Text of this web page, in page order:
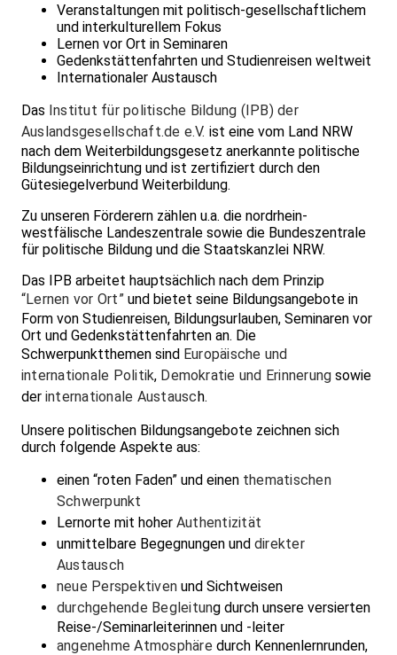
Veranstaltungen mit politisch-gesellschaftlichem
und interkulturellem Fokus
Lernen vor Ort in Seminaren
Gedenkstättenfahrten und Studienreisen weltweit
Internationaler Austausch
Das Institut für politische Bildung (IPB) der
Auslandsgesellschaft.de e.V. ist eine vom Land NRW
nach dem Weiterbildungsgesetz anerkannte politische
Bildungseinrichtung und ist zertifiziert durch den
Gütesiegelverbund Weiterbildung.
Zu unseren Förderern zählen u.a. die nordrhein-
westfälische Landeszentrale sowie die Bundeszentrale
für politische Bildung und die Staatskanzlei NRW.
Das IPB arbeitet hauptsächlich nach dem Prinzip
“Lernen vor Ort”und bietet seine Bildungsangebote in
Form von Studienreisen, Bildungsurlauben, Seminaren vor
Ort und Gedenkstättenfahrten an. Die
Schwerpunktthemen sind Europäische und
internationale Politik, Demokratie und Erinnerung sowie
der internationale Austausch.
Unsere politischen Bildungsangebote zeichnen sich
durch folgende Aspekte aus:
einen “roten Faden” und einen thematischen
Schwerpunkt
Lernorte mit hoher Authentizität
unmittelbare Begegnungen und direkter
Austausch
neue Perspektiven und Sichtweisen
durchgehende Begleitung durch unsere versierten
Reise-/Seminarleiterinnen und -leiter
angenehme Atmosphäredurch Kennenlernrunden,